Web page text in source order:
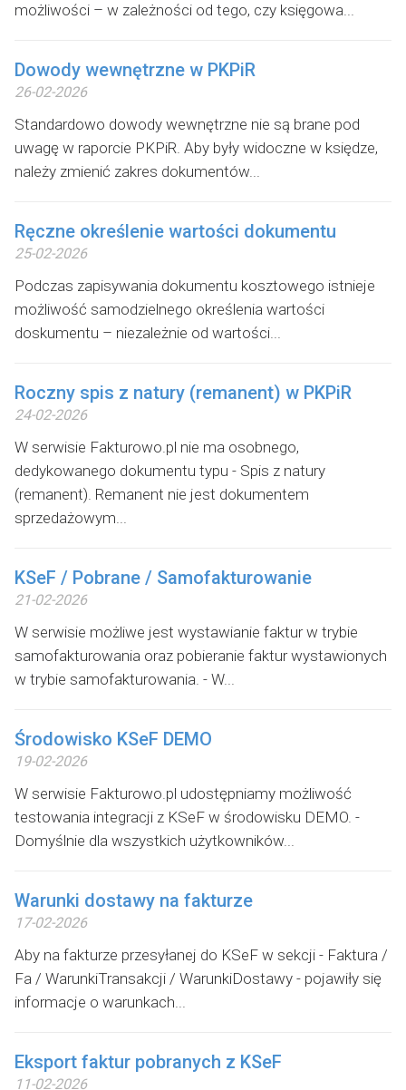
możliwości – w zależności od tego, czy księgowa...
Dowody wewnętrzne w PKPiR
26-02-2026
Standardowo dowody wewnętrzne nie są brane pod
uwagę w raporcie PKPiR. Aby były widoczne w księdze,
należy zmienić zakres dokumentów...
Ręczne określenie wartości dokumentu
25-02-2026
Podczas zapisywania dokumentu kosztowego istnieje
możliwość samodzielnego określenia wartości
doskumentu – niezależnie od wartości...
Roczny spis z natury (remanent) w PKPiR
24-02-2026
W serwisie Fakturowo.pl nie ma osobnego,
dedykowanego dokumentu typu - Spis z natury
(remanent). Remanent nie jest dokumentem
sprzedażowym...
KSeF / Pobrane / Samofakturowanie
21-02-2026
W serwisie możliwe jest wystawianie faktur w trybie
samofakturowania oraz pobieranie faktur wystawionych
w trybie samofakturowania. - W...
Środowisko KSeF DEMO
19-02-2026
W serwisie Fakturowo.pl udostępniamy możliwość
testowania integracji z KSeF w środowisku DEMO. -
Domyślnie dla wszystkich użytkowników...
Warunki dostawy na fakturze
17-02-2026
Aby na fakturze przesyłanej do KSeF w sekcji - Faktura /
Fa / WarunkiTransakcji / WarunkiDostawy - pojawiły się
informacje o warunkach...
Eksport faktur pobranych z KSeF
11-02-2026